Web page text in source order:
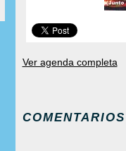
Ver agenda completa
COMENTARIOS